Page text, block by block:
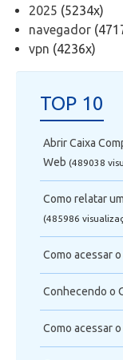
2025 (5234x)
navegador
vpn (4236x)
TOP 10
Abrir Caixa
Web (489038
Como relatar
(485986
Como acessar
Conhecendo o
Como acessar